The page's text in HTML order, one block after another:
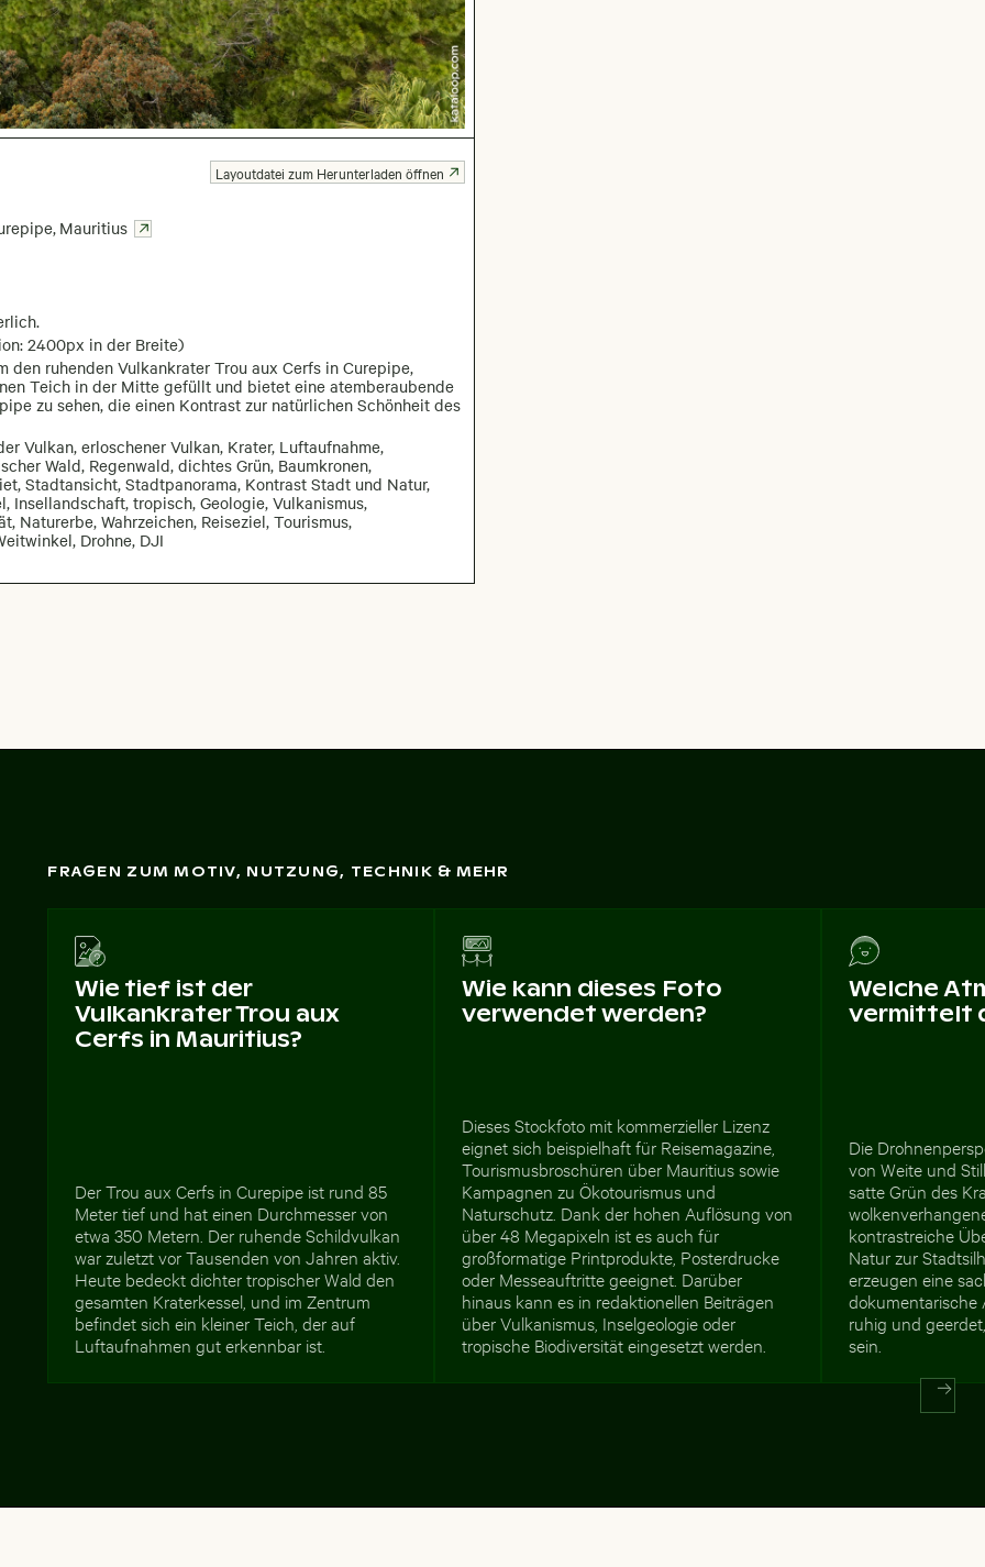
, Mauritius
2400px in der Breite)
ruhenden Vulkankrater Trou aux Cerfs in Curepipe,
Teich in der Mitte gefüllt und bietet eine atemberaubende
zu sehen, die einen Kontrast zur natürlichen Schönheit des
Vulkan, erloschener Vulkan, Krater, Luftaufnahme,
Wald, Regenwald, dichtes Grün, Baumkronen,
Stadtansicht, Stadtpanorama, Kontrast Stadt und Natur,
Insellandschaft, tropisch, Geologie, Vulkanismus,
Naturerbe, Wahrzeichen, Reiseziel, Tourismus,
Drohne, DJI
Layoutdatei zum Herunterladen öffnen
FRAGEN ZUM MOTIV, NUTZUNG, TECHNIK & MEHR
Wie tief ist der
Vulkankrater Trou aux
Cerfs in Mauritius?
Der Trou aux Cerfs in Curepipe ist rund 85
Meter tief und hat einen Durchmesser von
etwa 350 Metern. Der ruhende Schildvulkan
war zuletzt vor Tausenden von Jahren aktiv.
Heute bedeckt dichter tropischer Wald den
gesamten Kraterkessel, und im Zentrum
befindet sich ein kleiner Teich, der auf
Luftaufnahmen gut erkennbar ist.
Wie kann dieses Foto
verwendet werden?
Dieses Stockfoto mit kommerzieller Lizenz
eignet sich beispielhaft für Reisemagazine,
Tourismusbroschüren über Mauritius sowie
Kampagnen zu Ökotourismus und
Naturschutz. Dank der hohen Auflösung von
über 48 Megapixeln ist es auch für
großformatige Printprodukte, Posterdrucke
oder Messeauftritte geeignet. Darüber
hinaus kann es in redaktionellen Beiträgen
über Vulkanismus, Inselgeologie oder
tropische Biodiversität eingesetzt werden.
Welche
vermittelt
Die
von Weite und
satte Grün des
kontrastreiche
Natur zur
erzeugen eine
dokumentarische
ruhig und
sein.